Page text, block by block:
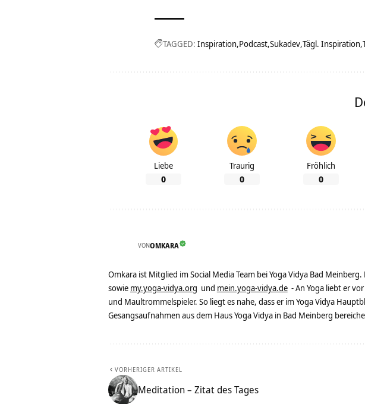
TAGGED: Inspiration Podcast Sukadev Tägl. Inspiration
Liebe
0
Traurig
0
Fröhlich
0
VONOMKARA
Omkara ist Mitglied im Social Media Team bei Yoga Vidya Bad
sowie my.yoga-vidya.org und mein.yoga-vidya.de - An Yoga liebt er
und Maultrommelspieler. So liegt es nahe, dass er im Yoga Vidya
Gesangsaufnahmen aus dem Haus Yoga Vidya in Bad Meinberg
VORHERIGER ARTIKEL
Meditation – Zitat des Tages